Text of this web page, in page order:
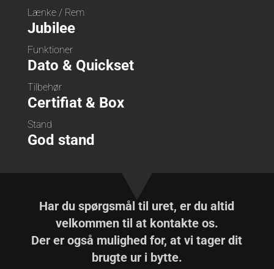
Lænke / Rem
Jubilee
Funktioner
Dato & Quickset
Tilbehør
Certifiat & Box
Stand
God stand
Har du spørgsmål til uret, er du altid
velkommen til at kontakte os.
Der er også mulighed for, at vi tager dit
brugte ur i bytte.